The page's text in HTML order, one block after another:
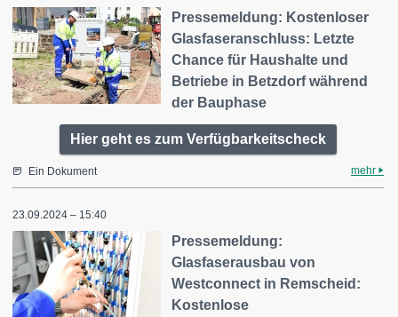
Pressemeldung: Kostenloser
Glasfaseranschluss: Letzte
Chance für Haushalte und
Betriebe in Betzdorf während
der Bauphase
Hier geht es zum Verfügbarkeitscheck
Ein Dokument mehr
23.09.2024 – 15:40
Pressemeldung:
Glasfaserausbau von
Westconnect in Remscheid:
Kostenlose